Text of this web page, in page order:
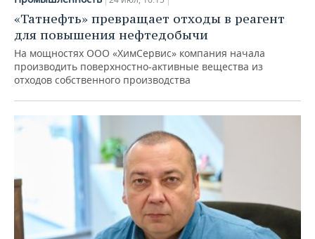
«Татнефть» превращает отходы в реагент
для повышения нефтедобычи
На мощностях ООО «ХимСервис» компания начала
производить поверхностно-активные вещества из
отходов собственного производства